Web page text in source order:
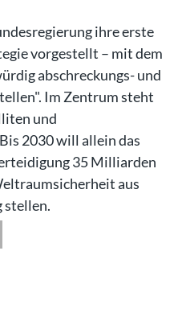
ihre erste
vorgestellt – mit dem
abschreckungs- und
Im Zentrum steht
und
2030 will allein das
35 Milliarden
aus
stellen.